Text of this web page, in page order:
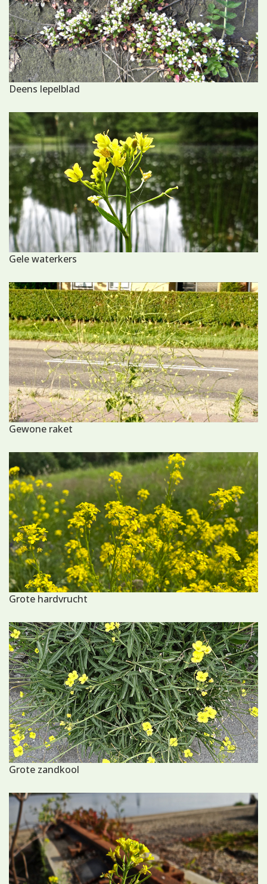
Deens lepelblad
Gele waterkers
Gewone raket
Grote hardvrucht
Grote zandkool